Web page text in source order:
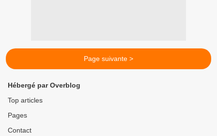
Page suivante >
Hébergé par Overblog
Top articles
Pages
Contact